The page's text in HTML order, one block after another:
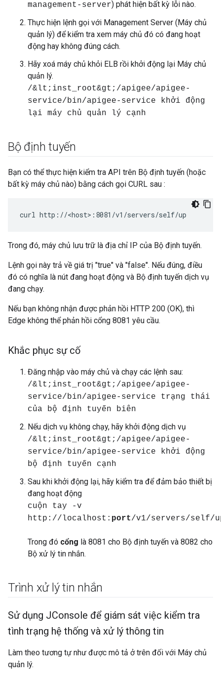
management-server) phát hiện bất kỳ lỗi nào.
Thực hiện lệnh gọi với Management Server (Máy chủ
quản lý) để kiểm tra xem máy chủ đó có đang hoạt
động hay không đúng cách.
Hãy xoá máy chủ khỏi ELB rồi khởi động lại Máy chủ
quản lý.
/&lt;inst_root&gt;/apigee/apigee-
service/bin/apigee-service khởi động
lại máy chủ quản lý cạnh
Bộ định tuyến
Bạn có thể thực hiện kiểm tra API trên Bộ định tuyến (hoặc
bất kỳ máy chủ nào) bằng cách gọi CURL sau :
curl http://<host>:8081/v1/servers/self/up
Trong đó, máy chủ lưu trữ là địa chỉ IP của Bộ định tuyến.
Lệnh gọi này trả về giá trị "true" và "false". Nếu đúng, điều
đó có nghĩa là nút đang hoạt động và Bộ định tuyến dịch vụ
đang chạy.
Nếu bạn không nhận được phản hồi HTTP 200 (OK), thì
Edge không thể phản hồi cổng 8081 yêu cầu.
Khắc phục sự cố
Đăng nhập vào máy chủ và chạy các lệnh sau:
/&lt;inst_root&gt;/apigee/apigee-
service/bin/apigee-service trạng thái
của bộ định tuyến biên
Nếu dịch vụ không chạy, hãy khởi động dịch vụ
/&lt;inst_root&gt;/apigee/apigee-
service/bin/apigee-service khởi động
bộ định tuyến cạnh
Sau khi khởi động lại, hãy kiểm tra để đảm bảo thiết bị
đang hoạt động
cuộn tay -v
http://localhost: port/v1/servers/self/
Trong đó cổng là 8081 cho Bộ định tuyến và 8082 cho
Bộ xử lý tin nhắn.
Trình xử lý tin nhắn
Sử dụng JConsole để giám sát việc kiểm tra
tình trạng hệ thống và xử lý thông tin
Làm theo tương tự như được mô tả ở trên đối với Máy chủ
quản lý.